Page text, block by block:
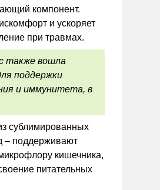
компонент.
и ускоряет
при травмах.
также вошла
поддержки
и иммунитета, в
сублимированных
– поддерживают
кишечника,
питательных